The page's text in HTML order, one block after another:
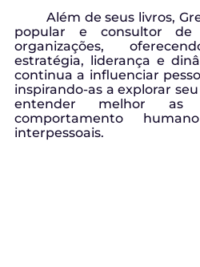
Além de seus livros,
popular e consultor de
organizações,
estratégia, liderança e
continua a influenciar
inspirando-as a explorar
entender melhor as
comportamento
interpessoais.